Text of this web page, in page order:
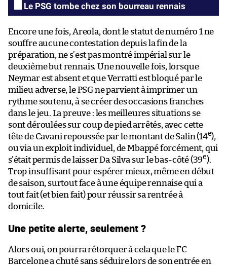
Le PSG tombe chez son bourreau rennais
Encore une fois, Areola, dont le statut de numéro 1 ne
souffre aucune contestation depuis la fin de la
préparation, ne s’est pas montré impérial sur le
deuxième but rennais. Une nouvelle fois, lorsque
Neymar est absent et que Verratti est bloqué par le
milieu adverse, le PSG ne parvient à imprimer un
rythme soutenu, à se créer des occasions franches
dans le jeu. La preuve : les meilleures situations se
sont déroulées sur coup de pied arrêtés, avec cette
tête de Cavani repoussée par le montant de Salin (14e),
ou via un exploit individuel, de Mbappé forcément, qui
s’était permis de laisser Da Silva sur le bas-côté (39e).
Trop insuffisant pour espérer mieux, même en début
de saison, surtout face à une équipe rennaise qui a
tout fait (et bien fait) pour réussir sa rentrée à
domicile.
Une petite alerte, seulement ?
Alors oui, on pourra rétorquer à cela que le FC
Barcelone a chuté sans séduire lors de son entrée en